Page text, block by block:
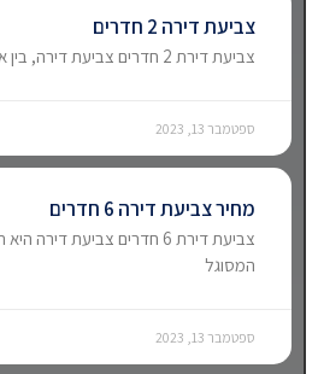
צביעת דירה 2 חדרים
צביעת דירת 2 חדרים צביעת דירה, בין אם זה למראה
ספטמבר 13, 2023
מחיר צביעת דירה 6 חדרים
צביעת דירת 6 חדרים צביעת
המסוגל
ספטמבר 13, 2023